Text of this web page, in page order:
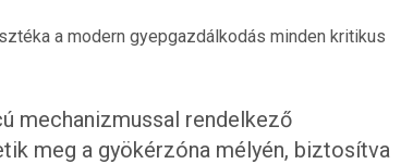
a modern gyepgazdálkodás minden kritikus
mechanizmussal rendelkező
meg a gyökérzóna mélyén, biztosítva